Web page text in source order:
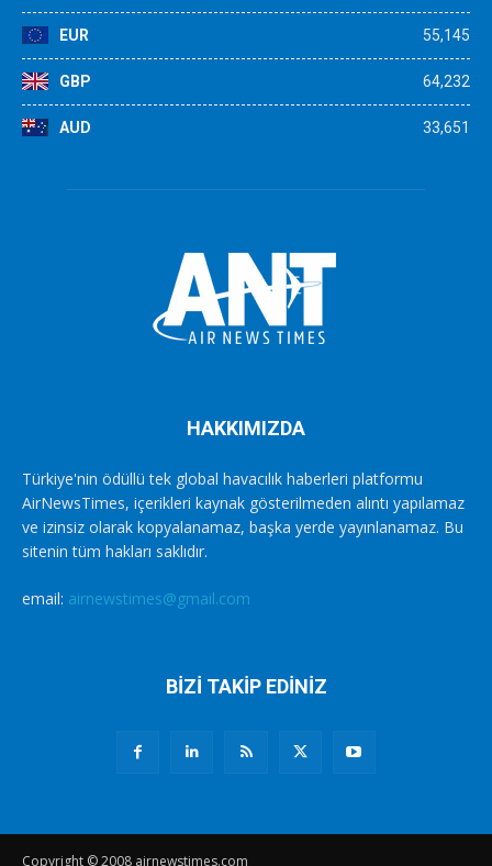
EUR 55,145
GBP 64,232
AUD 33,651
HAKKIMIZDA
Türkiye'nin ödüllü tek global havacılık haberleri platformu
AirNewsTimes, içerikleri kaynak gösterilmeden alıntı yapılamaz
ve izinsiz olarak kopyalanamaz, başka yerde yayınlanamaz. Bu
sitenin tüm hakları saklıdır.
email: airnewstimes@gmail.com
BİZİ TAKİP EDİNİZ
Copyright © 2008 airnewstimes.com